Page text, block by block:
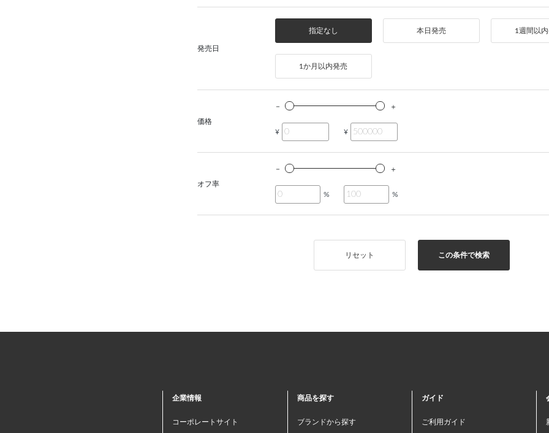
発売日
指定なし 本日発売 1週間以
1か月以内発売
価格
¥
¥
オフ率
%
%
この条件で検索
リセット
企業情報
コーポレートサイト
商品を探す
ブランドから探す
ガイド
ご利用ガイド